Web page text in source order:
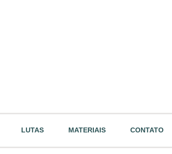
LUTAS MATERIAIS CONTATO